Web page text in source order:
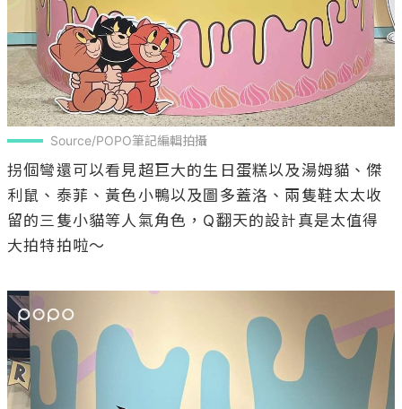
Source/POPO筆記編輯拍攝
拐個彎還可以看見超巨大的生日蛋糕以及湯姆貓、傑
利鼠、泰菲、黃色小鴨以及圖多蓋洛、兩隻鞋太太收
留的三隻小貓等人氣角色，Q翻天的設計真是太值得
大拍特拍啦～